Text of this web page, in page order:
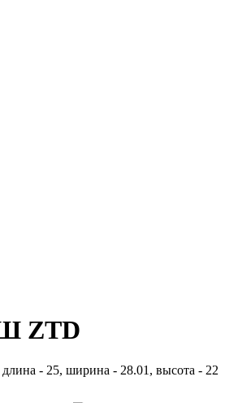
ZTD
- 25, ширина - 28.01, высота - 22